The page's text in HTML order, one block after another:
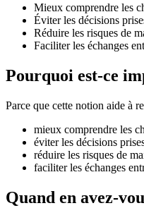
Mieux comprendre les
Éviter les décisions
Réduire les risques de
Faciliter les échanges
Pourquoi est-ce
Parce que cette notion aide à
mieux comprendre les
éviter les décisions
réduire les risques de
faciliter les échanges
Quand en avez-